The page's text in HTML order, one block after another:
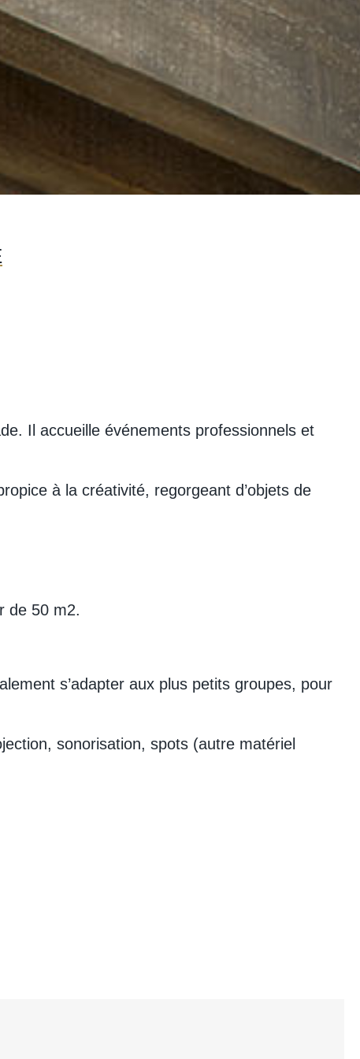
Il accueille événements professionnels et
à la créativité, regorgeant d’objets de
de 50 m2.
s’adapter aux plus petits groupes, pour
sonorisation, spots (autre matériel